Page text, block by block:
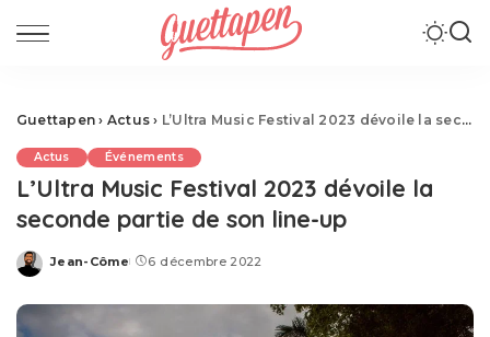
Guettapen › Actus › L’Ultra Music Festival 2023 dévoile la seconde partie de son line-up
Actus Événements
L’Ultra Music Festival 2023 dévoile la
seconde partie de son line-up
Posted
Jean-Côme 6 décembre 2022